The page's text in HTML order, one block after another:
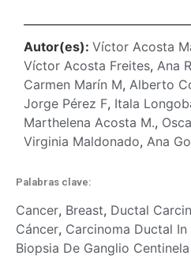
Autor(es): Víctor Acosta
Víctor Acosta Freites, Ana
Carmen Marín M, Alberto
Jorge Pérez F, Itala
Marthelena Acosta M.,
Virginia Maldonado, Ana
Palabras clave:
Cancer, Breast, Ductal
Cáncer, Carcinoma Ductal In
Biopsia De Ganglio Centinela